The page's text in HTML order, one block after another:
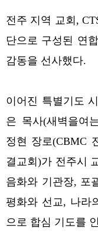
전주 지역 교회,
단으로 구성된 연
감동을 선사했다.
이어진 특별기도
은 목사(새벽을여
정현 장로(CBMC
결교회)가 전주시
음화와 기관장, 포
평화와 선교, 나라
으로 합심 기도를